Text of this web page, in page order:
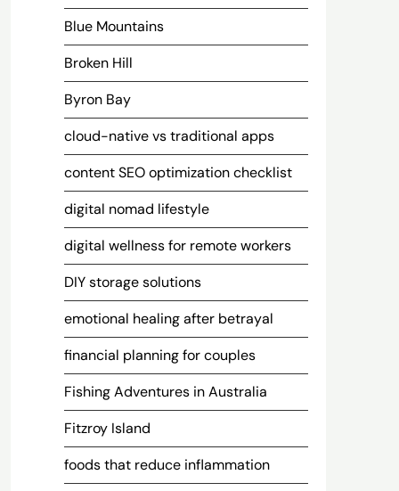
Blue Mountains
Broken Hill
Byron Bay
cloud-native vs traditional apps
content SEO optimization checklist
digital nomad lifestyle
digital wellness for remote workers
DIY storage solutions
emotional healing after betrayal
financial planning for couples
Fishing Adventures in Australia
Fitzroy Island
foods that reduce inflammation